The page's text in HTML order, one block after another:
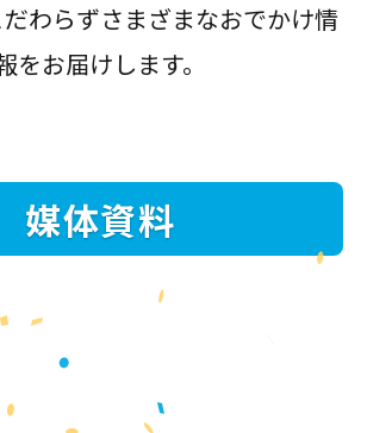
わらずさまざまなおでかけ情
をお届けします。
媒体資料